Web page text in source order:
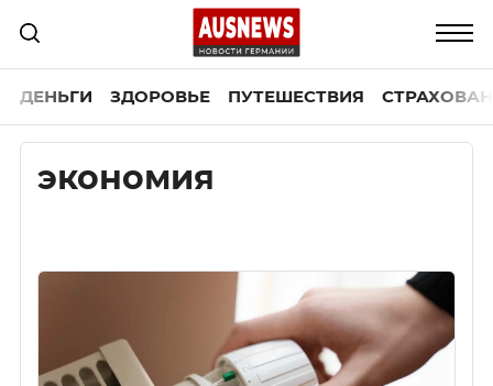
ДЕНЬГИ ЗДОРОВЬЕ ПУТЕШЕСТВИЯ
экономия